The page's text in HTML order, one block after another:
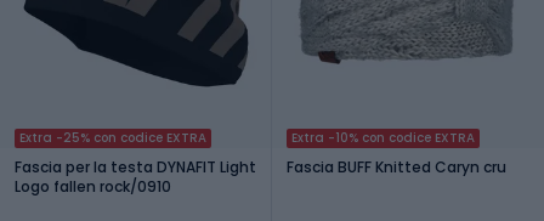
Extra -25% con codice EXTRA
Fascia per la testa DYNAFIT Light
Logo fallen rock/0910
Extra -10% con codice EXTRA
Fascia BUFF Knitted Caryn cru